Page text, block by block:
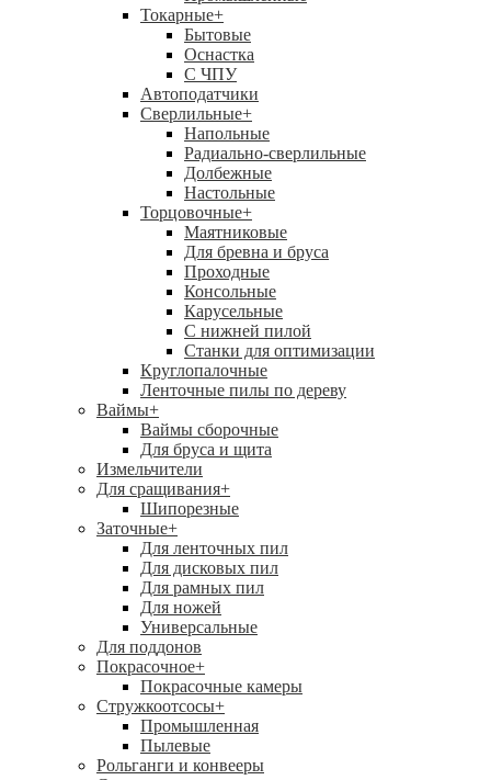
Токарные+
Бытовые
Оснастка
С ЧПУ
Автоподатчики
Сверлильные+
Напольные
Радиально-сверлильные
Долбежные
Настольные
Торцовочные+
Маятниковые
Для бревна и бруса
Проходные
Консольные
Карусельные
С нижней пилой
Станки для оптимизации
Круглопалочные
Ленточные пилы по дереву
Ваймы+
Ваймы сборочные
Для бруса и щита
Измельчители
Для сращивания+
Шипорезные
Заточные+
Для ленточных пил
Для дисковых пил
Для рамных пил
Для ножей
Универсальные
Для поддонов
Покрасочное+
Покрасочные камеры
Стружкоотсосы+
Промышленная
Пылевые
Рольганги и конвееры